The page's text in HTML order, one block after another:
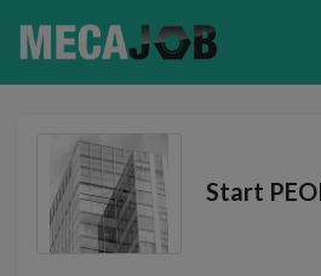
Start